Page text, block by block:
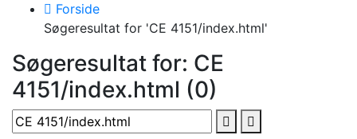
Forside
Søgeresultat for 'CE 4151/index.html'
Søgeresultat for: CE
4151/index.html (0)